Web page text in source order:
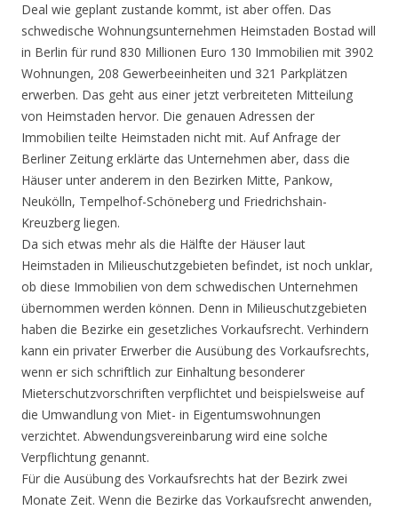
Deal wie geplant zustande kommt, ist aber offen. Das
schwedische Wohnungsunternehmen Heimstaden Bostad will
in Berlin für rund 830 Millionen Euro 130 Immobilien mit 3902
Wohnungen, 208 Gewerbeeinheiten und 321 Parkplätzen
erwerben. Das geht aus einer jetzt verbreiteten Mitteilung
von Heimstaden hervor. Die genauen Adressen der
Immobilien teilte Heimstaden nicht mit. Auf Anfrage der
Berliner Zeitung erklärte das Unternehmen aber, dass die
Häuser unter anderem in den Bezirken Mitte, Pankow,
Neukölln, Tempelhof-Schöneberg und Friedrichshain-
Kreuzberg liegen.
Da sich etwas mehr als die Hälfte der Häuser laut
Heimstaden in Milieuschutzgebieten befindet, ist noch unklar,
ob diese Immobilien von dem schwedischen Unternehmen
übernommen werden können. Denn in Milieuschutzgebieten
haben die Bezirke ein gesetzliches Vorkaufsrecht. Verhindern
kann ein privater Erwerber die Ausübung des Vorkaufsrechts,
wenn er sich schriftlich zur Einhaltung besonderer
Mieterschutzvorschriften verpflichtet und beispielsweise auf
die Umwandlung von Miet- in Eigentumswohnungen
verzichtet. Abwendungsvereinbarung wird eine solche
Verpflichtung genannt.
Für die Ausübung des Vorkaufsrechts hat der Bezirk zwei
Monate Zeit. Wenn die Bezirke das Vorkaufsrecht anwenden,